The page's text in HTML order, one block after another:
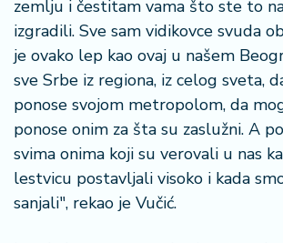
zemlju i čestitam vama što ste to
izgradili. Sve sam vidikovce svuda
je ovako lep kao ovaj u našem
sve Srbe iz regiona, iz celog sveta,
ponose svojom metropolom, da
ponose onim za šta su zaslužni. A
svima onima koji su verovali u nas
lestvicu postavljali visoko i kada
sanjali", rekao je Vučić.